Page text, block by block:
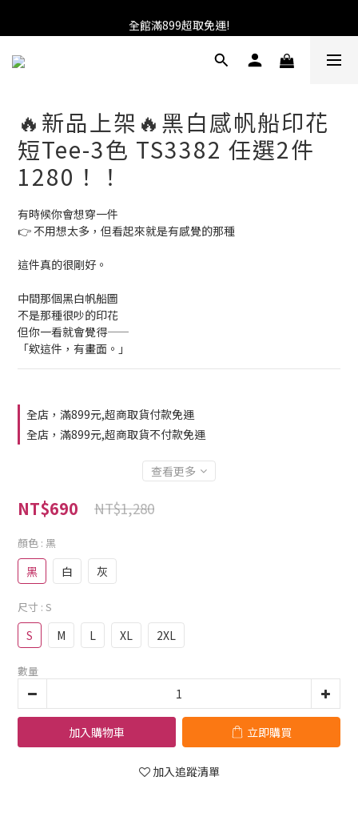
加入會員送100元購物金!馬上就可使用!
全館滿899超取免運!
★找優惠這邊走~★
🔥新品上架🔥黑白感帆船印花
短Tee-3色 TS3382 任選2件
1280！！
有時候你會想穿一件
👉 不用想太多，但看起來就是有感覺的那種
這件真的很剛好。
中間那個黑白帆船圖
不是那種很吵的印花
但你一看就會覺得——
「欸這件，有畫面。」
全店，滿899元,超商取貨付款免運
全店，滿899元,超商取貨不付款免運
查看更多
NT$690 NT$1,280
顏色 : 黑
黑 白 灰
尺寸 : S
S M L XL 2XL
數量
加入購物車 立即購買
加入追蹤清單